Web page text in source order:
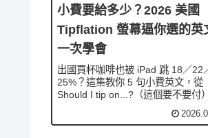
小費要給多少？2026 美國
Tipflation 螢幕逼你選的英
一次學會
出國買杯咖啡也被 iPad 跳 18／22
25%？這集教你 5 句小費英文，從
Should I tip on...?（這個要不要付）
up（湊整數），餐廳、咖啡、Uber